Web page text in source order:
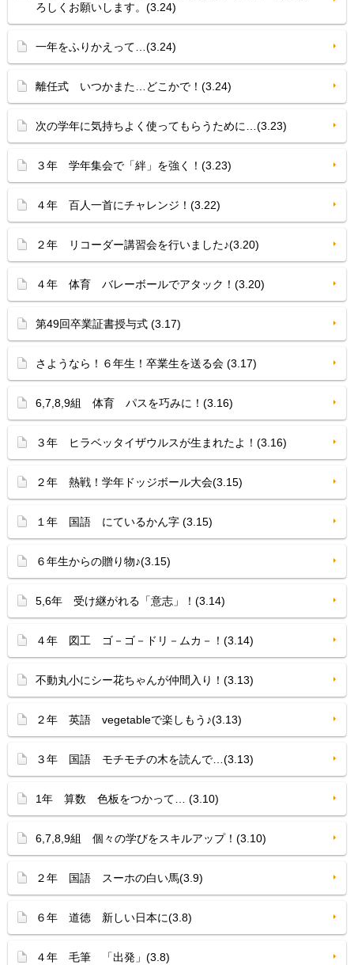
ろしくお願いします。(3.24)
一年をふりかえって…(3.24)
離任式 いつかまた…どこかで！(3.24)
次の学年に気持ちよく使ってもらうために…(3.23)
３年 学年集会で「絆」を強く！(3.23)
４年 百人一首にチャレンジ！(3.22)
２年 リコーダー講習会を行いました♪(3.20)
４年 体育 バレーボールでアタック！(3.20)
第49回卒業証書授与式 (3.17)
さようなら！６年生！卒業生を送る会 (3.17)
6,7,8,9組 体育 パスを巧みに！(3.16)
３年 ヒラベッタイザウルスが生まれたよ！(3.16)
２年 熱戦！学年ドッジボール大会(3.15)
１年 国語 にているかん字 (3.15)
６年生からの贈り物♪(3.15)
5,6年 受け継がれる「意志」！(3.14)
４年 図工 ゴ－ゴ－ドリ－ムカ－！(3.14)
不動丸小にシー花ちゃんが仲間入り！(3.13)
２年 英語 vegetableで楽しもう♪(3.13)
３年 国語 モチモチの木を読んで…(3.13)
1年 算数 色板をつかって… (3.10)
6,7,8,9組 個々の学びをスキルアップ！(3.10)
２年 国語 スーホの白い馬(3.9)
６年 道徳 新しい日本に(3.8)
４年 毛筆 「出発」(3.8)